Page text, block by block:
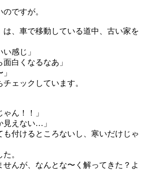
ですが。
は、車で移動している道中、古い家を
感じ」
面白くなるなあ」
ェックしています。
ん！！」
見えない…」
も付けるところないし、寒いだけじゃ
。
んが、なんとな〜く解ってきた？よ